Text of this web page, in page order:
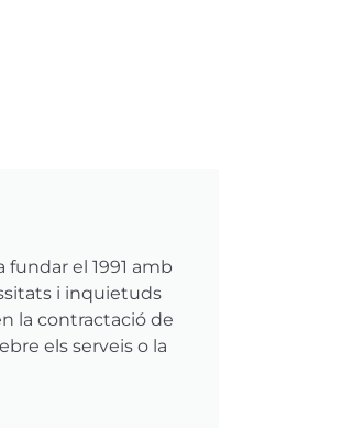
fundar el 1991 amb
i inquietuds
la contractació de
els serveis o la